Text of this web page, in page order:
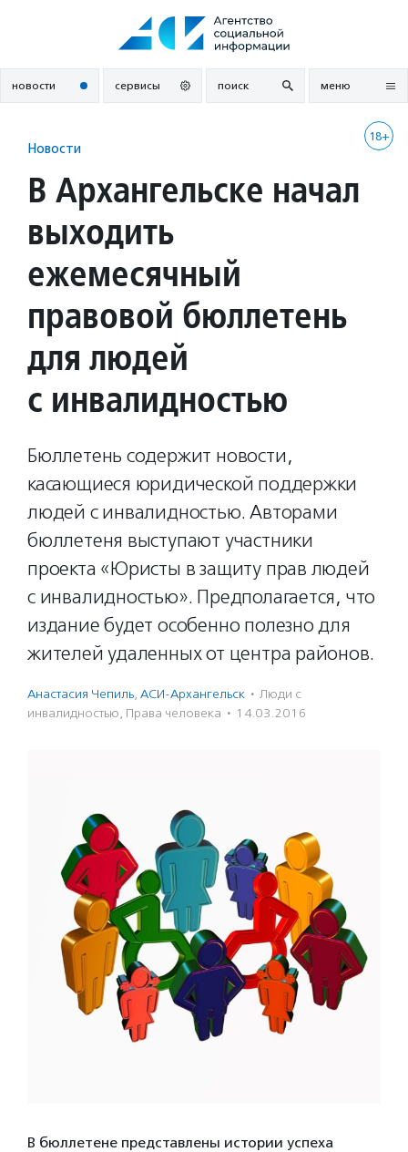
новости сервисы поиск меню
18+
Новости
В Архангельске начал
выходить
ежемесячный
правовой бюллетень
для людей
с инвалидностью
Бюллетень содержит новости,
касающиеся юридической поддержки
людей с инвалидностью. Авторами
бюллетеня выступают участники
проекта «Юристы в защиту прав людей
с инвалидностью». Предполагается, что
издание будет особенно полезно для
жителей удаленных от центра районов.
Анастасия Чепиль, АСИ-Архангельск · Люди с
инвалидностью, Права человека · 14.03.2016
В бюллетене представлены истории успеха